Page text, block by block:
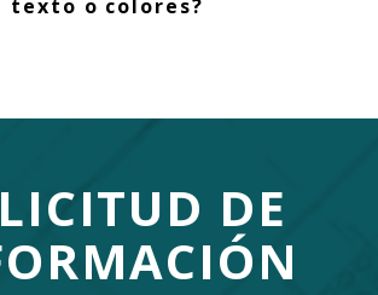
texto o colores?
DE